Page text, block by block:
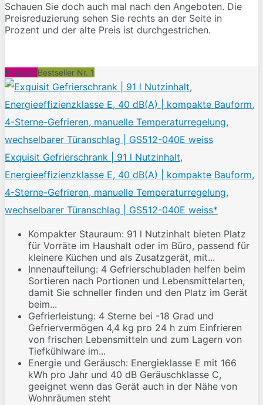
Schauen Sie doch auch mal nach den Angeboten. Die
Preisreduzierung sehen Sie rechts an der Seite in
Prozent und der alte Preis ist durchgestrichen.
AngebotBestseller Nr. 1
Exquisit Gefrierschrank | 91 l Nutzinhalt,
Energieeffizienzklasse E, 40 dB(A) | kompakte Bauform,
4-Sterne-Gefrieren, manuelle Temperaturregelung,
wechselbarer Türanschlag | GS512-040E weiss*
Kompakter Stauraum: 91 l Nutzinhalt bieten Platz
für Vorräte im Haushalt oder im Büro, passend für
kleinere Küchen und als Zusatzgerät, mit...
Innenaufteilung: 4 Gefrierschubladen helfen beim
Sortieren nach Portionen und Lebensmittelarten,
damit Sie schneller finden und den Platz im Gerät
beim...
Gefrierleistung: 4 Sterne bei -18 Grad und
Gefriervermögen 4,4 kg pro 24 h zum Einfrieren
von frischen Lebensmitteln und zum Lagern von
Tiefkühlware im...
Energie und Geräusch: Energieklasse E mit 166
kWh pro Jahr und 40 dB Geräuschklasse C,
geeignet wenn das Gerät auch in der Nähe von
Wohnräumen steht